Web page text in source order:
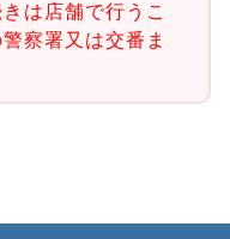
は店舗で行うこ
察署又は交番ま